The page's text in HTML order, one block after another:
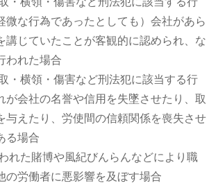
微な行為であったとしても）会社があら
講じていたことが客観的に認められ、な
われた場合
・横領・傷害など刑法犯に該当する行
が会社の名誉や信用を失墜させたり、取
与えたり、労使間の信頼関係を喪失させ
る場合
れた賭博や風紀びんらんなどにより職
の労働者に悪影響を及ぼす場合